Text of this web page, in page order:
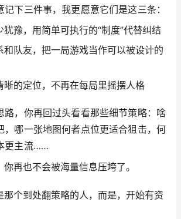
下三件事，我更愿意它们是这三条：
豫，用简单可执行的“制度”代替纠结
和队友，把一局游戏当作可以被设计的
晰的定位，不再在每局里摇摆人格
路，你再回过头看看那些细节策略：啥
，哪一张地图何者点位更适合狙击，何
更主流……
再也不会被海量信息压垮了。
那个到处翻策略的人，而是，开始有资